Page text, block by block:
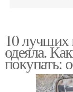
одеяла
10 лучших
одеяла.
покупать: